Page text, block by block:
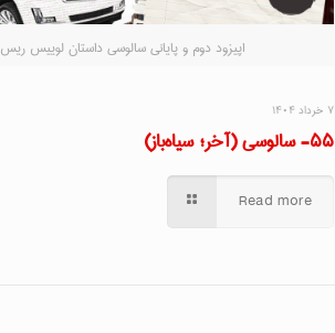
اپیزود دوم و پایانی سالوسی داستان لوییس ریس
۷ خرداد ۱۴۰۴
۵۵- سالوسی (آخر؛ سیاه‌باز)
Read more